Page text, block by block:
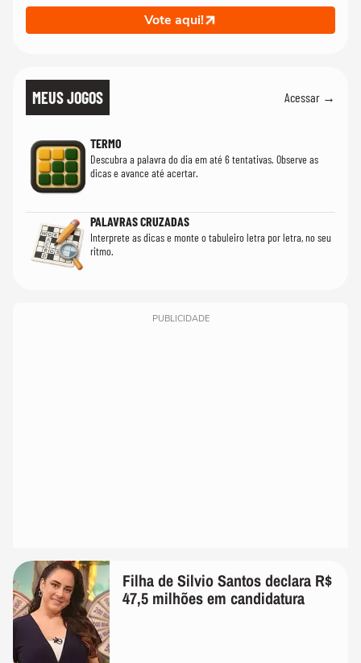
Vote aqui!
MEUS JOGOS Acessar →
TERMO
Descubra a palavra do dia em até 6 tentativas. Observe as
dicas e avance até acertar.
PALAVRAS CRUZADAS
Interprete as dicas e monte o tabuleiro letra por letra, no seu
ritmo.
PUBLICIDADE
Filha de Silvio Santos declara R$
47,5 milhões em candidatura